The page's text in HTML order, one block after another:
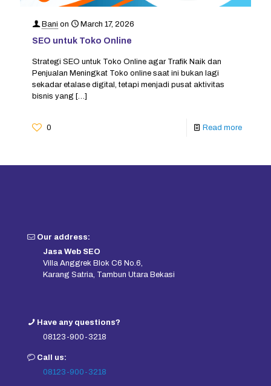
Bani on March 17, 2026
SEO untuk Toko Online
Strategi SEO untuk Toko Online agar Trafik Naik dan
Penjualan Meningkat Toko online saat ini bukan lagi
sekadar etalase digital, tetapi menjadi pusat aktivitas
bisnis yang […]
0 Read more
Our address:
Jasa Web SEO
Villa Anggrek Blok C6 No.6,
Karang Satria, Tambun Utara Bekasi
Have any questions?
08123-900-3218
Call us:
08123-900-3218